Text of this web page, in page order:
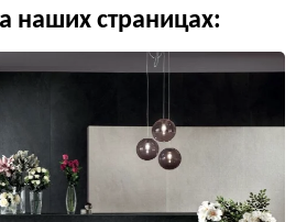
наших страницах: